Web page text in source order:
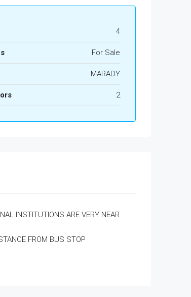
4
For Sale
MARADY
2
INSTITUTIONS ARE VERY NEAR
FROM BUS STOP